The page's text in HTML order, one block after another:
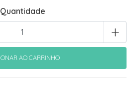
Quantidade
+